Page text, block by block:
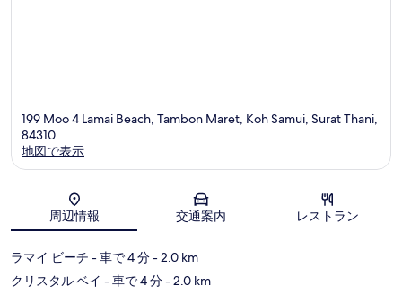
199 Moo 4 Lamai Beach, Tambon Maret, Koh Samui, Surat Thani,
84310
地図で表示
周辺情報 交通案内 レストラン
ラマイ ビーチ - 車で 4 分- 2.0 km
クリスタル ベイ - 車で 4 分- 2.0 km